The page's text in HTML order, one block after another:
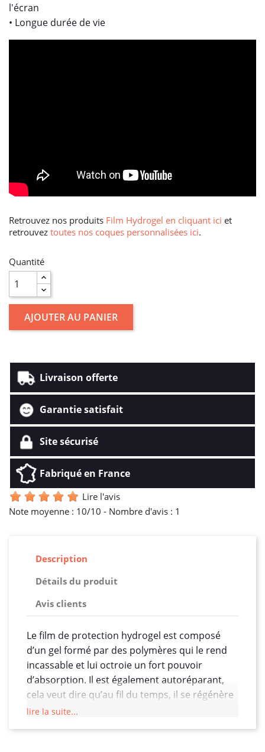
l'écran
• Longue durée de vie
Retrouvez nos produits Film Hydrogel en cliquant ici et
retrouvez toutes nos coques personnalisées ici.
Quantité
AJOUTER AU PANIER
Livraison offerte
Garantie satisfait
Site sécurisé
Fabriqué en France
Lire l'avis
Note moyenne : 10/10 - Nombre d'avis : 1
Description
Détails du produit
Avis clients
Le film de protection hydrogel est composé
d’un gel formé par des polymères qui le rend
incassable et lui octroie un fort pouvoir
d’absorption. Il est également autoréparant,
cela veut dire qu’au fil du temps, il se régénère
pour retrouver son état initial. Dites donc
lire la suite...